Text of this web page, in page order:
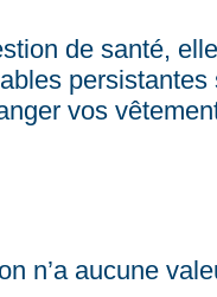
de santé,
vos
n’a aucune